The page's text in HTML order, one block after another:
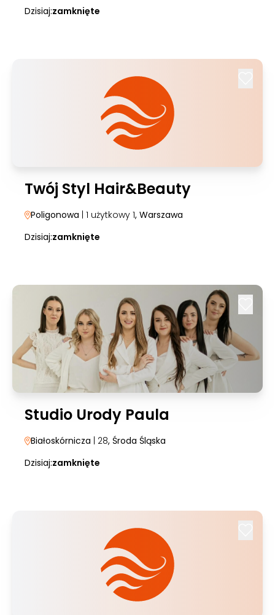
Dzisiaj:zamknięte
Twój Styl Hair&Beauty
Poligonowa | 1 użytkowy 1, Warszawa
Dzisiaj:zamknięte
Studio Urody Paula
Białoskórnicza | 28, Środa Śląska
Dzisiaj:zamknięte